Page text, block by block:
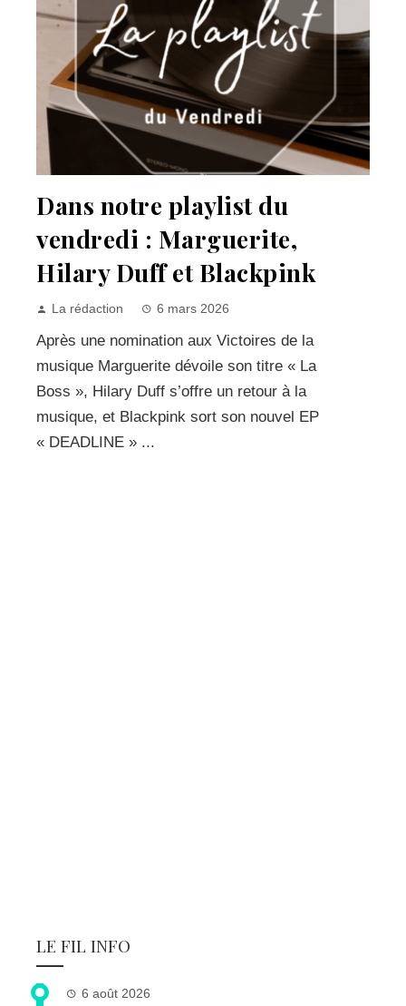
Dans notre playlist du
vendredi : Marguerite,
Hilary Duff et Blackpink
La rédaction 6 mars 2026
Après une nomination aux Victoires de la
musique Marguerite dévoile son titre « La
Boss », Hilary Duff s’offre un retour à la
musique, et Blackpink sort son nouvel EP
« DEADLINE » ...
LE FIL INFO
6 août 2026